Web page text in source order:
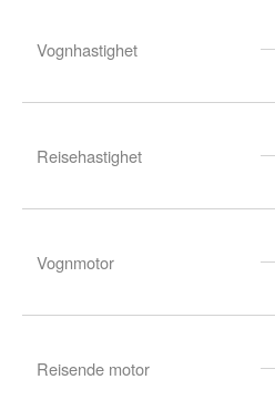
Vognhastighet
Reisehastighet
Vognmotor
Reisende motor